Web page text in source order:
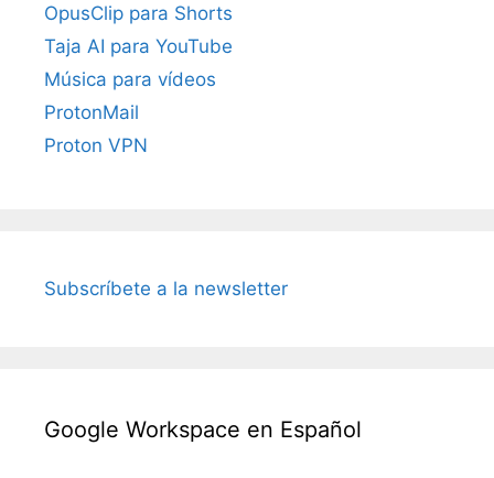
OpusClip para Shorts
Taja AI para YouTube
Música para vídeos
ProtonMail
Proton VPN
Subscríbete a la newsletter
Google Workspace en Español